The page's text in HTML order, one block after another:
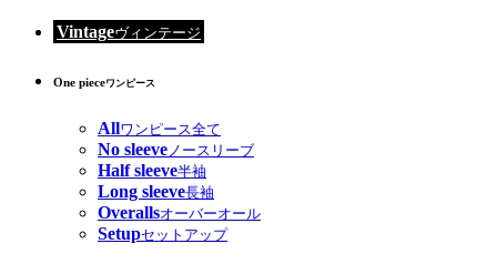
Vintageヴィンテージ
One pieceワンピース
Allワンピース全て
No sleeveノースリーブ
Half sleeve半袖
Long sleeve長袖
Overallsオーバーオール
Setupセットアップ